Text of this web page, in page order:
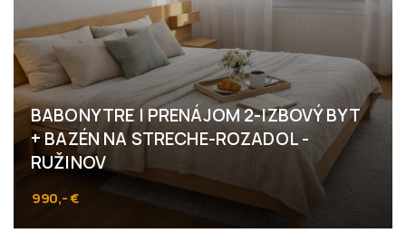
BABONYTRE I PRENÁJOM 2-IZBOVÝ BYT
+ BAZÉN NA STRECHE-ROZADOL -
RUŽINOV
990,- €